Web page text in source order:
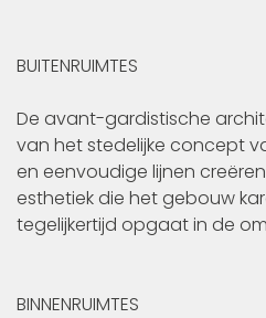
BUITENRUIMTES
De avant-gardistische
van het stedelijke concept
en eenvoudige lijnen
esthetiek die het gebouw
tegelijkertijd opgaat in de
BINNENRUIMTES